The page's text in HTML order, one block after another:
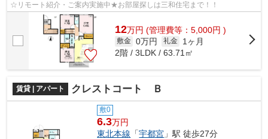
☆リモート紹介・ご案内実施中★お部屋探しは三和住宅まで！！
12万円 (管理費等：5,000円 )
敷金 0万円 礼金
1ヶ月
2階 / 3LDK / 63.71㎡
賃貸 | アパート クレストコート Ｂ
敷0
6.3万円
東北本線 「宇都宮 」駅 徒歩27分